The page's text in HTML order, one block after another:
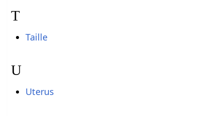
T
Taille
U
Uterus